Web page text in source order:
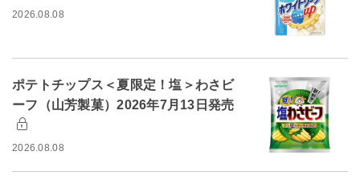
2026.08.08
ポテトチップス＜夏限定！塩＞わさビ
ーフ（山芳製菓）2026年7月13日発売
2026.08.08